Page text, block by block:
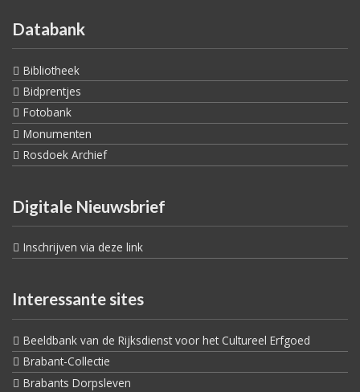
Databank
Bibliotheek
Bidprentjes
Fotobank
Monumenten
Rosdoek Archief
Digitale Nieuwsbrief
Inschrijven via deze link
Interessante sites
Beeldbank van de Rijksdienst voor het Cultureel Erfgoed
Brabant-Collectie
Brabants Dorpsleven